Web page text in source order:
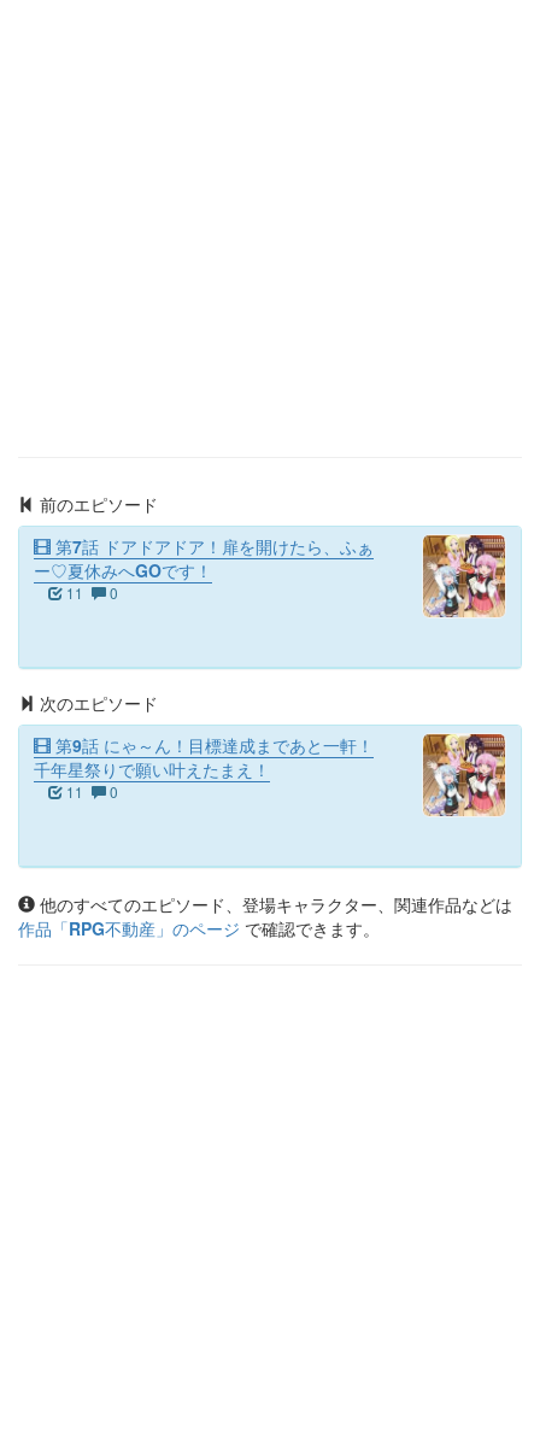
前のエピソード
第7話 ドアドアドア！扉を開けたら、ふぁ
ー♡夏休みへGOです！
11 0
次のエピソード
第9話 にゃ～ん！目標達成まであと一軒！
千年星祭りで願い叶えたまえ！
11 0
他のすべてのエピソード、登場キャラクター、関連作品などは
作品「RPG不動産 」のページ で確認できます。